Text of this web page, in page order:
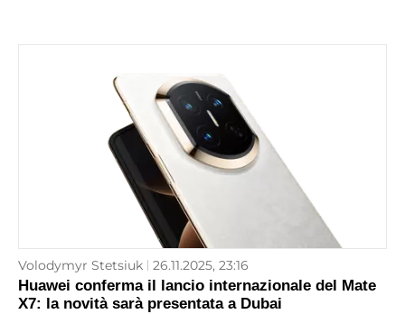
Volodymyr Stetsiuk 26.11.2025, 23:16
Huawei conferma il lancio internazionale del Mate
X7: la novità sarà presentata a Dubai